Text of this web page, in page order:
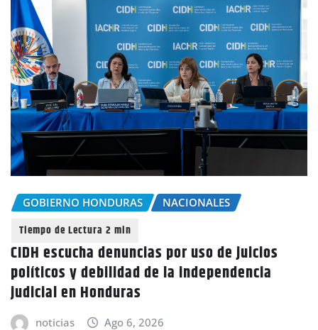
GOBIERNO HONDURAS NACIONALES
CIDH escucha denuncias por uso de juicios
políticos y debilidad de la independencia
judicial en Honduras
noticias Ago 6, 2026